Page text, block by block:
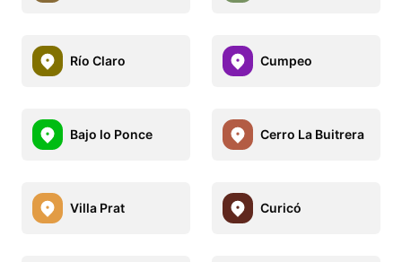
Río Claro Cumpeo
Bajo lo Ponce Cerro La Buitrera
Villa Prat Curicó